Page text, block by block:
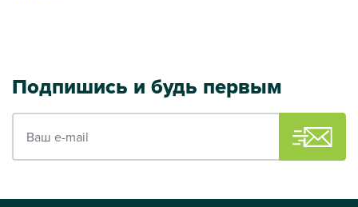
Подпишись и будь первым